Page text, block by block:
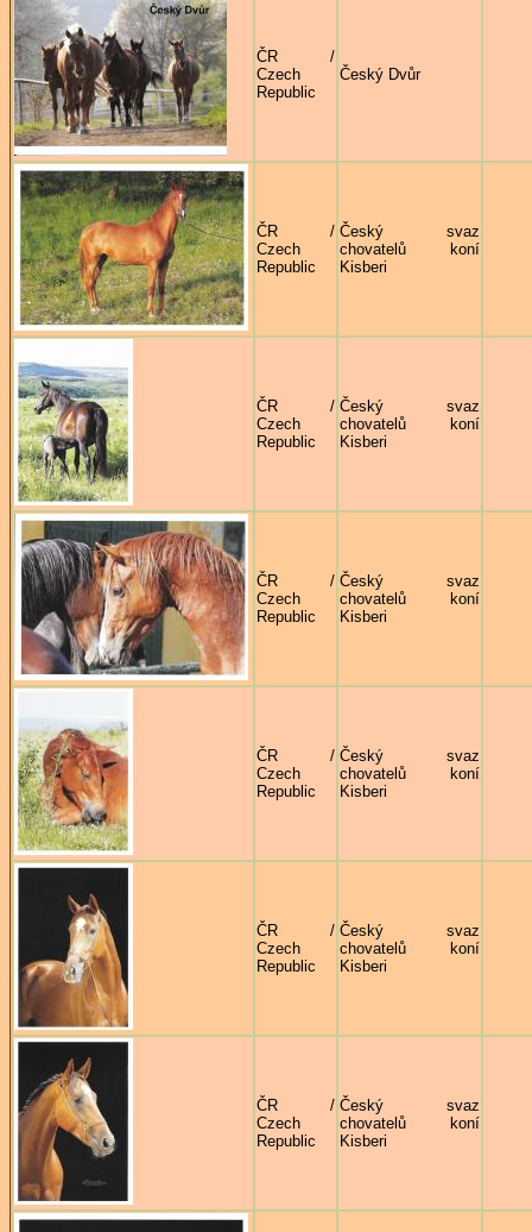
ČR /
Czech
Republic
Český Dvůr
ČR /
Czech
Republic
Český svaz
chovatelů koní
Kisberi
ČR /
Czech
Republic
Český svaz
chovatelů koní
Kisberi
ČR /
Czech
Republic
Český svaz
chovatelů koní
Kisberi
ČR /
Czech
Republic
Český svaz
chovatelů koní
Kisberi
ČR /
Czech
Republic
Český svaz
chovatelů koní
Kisberi
ČR /
Czech
Republic
Český svaz
chovatelů koní
Kisberi